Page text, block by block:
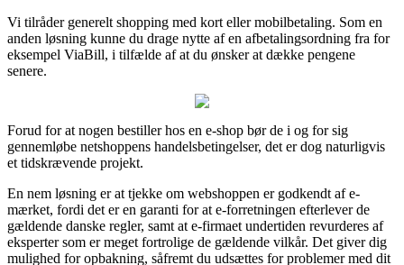
Vi tilråder generelt shopping med kort eller mobilbetaling. Som en
anden løsning kunne du drage nytte af en afbetalingsordning fra for
eksempel ViaBill, i tilfælde af at du ønsker at dække pengene
senere.
Forud for at nogen bestiller hos en e-shop bør de i og for sig
gennemløbe netshoppens handelsbetingelser, det er dog naturligvis
et tidskrævende projekt.
En nem løsning er at tjekke om webshoppen er godkendt af e-
mærket, fordi det er en garanti for at e-forretningen efterlever de
gældende danske regler, samt at e-firmaet undertiden revurderes af
eksperter som er meget fortrolige de gældende vilkår. Det giver dig
mulighed for opbakning, såfremt du udsættes for problemer med dit